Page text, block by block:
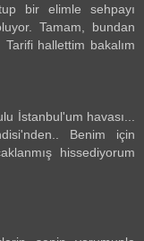
bir elimle sehpayı
Tamam, bundan
hallettim bakalım
İstanbul'um havası...
Benim için
hissediyorum